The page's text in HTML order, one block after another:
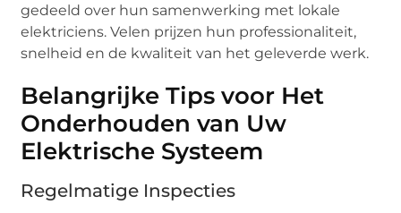
gedeeld over hun samenwerking met lokale
elektriciens. Velen prijzen hun professionaliteit,
snelheid en de kwaliteit van het geleverde werk.
Belangrijke Tips voor Het
Onderhouden van Uw
Elektrische Systeem
Regelmatige Inspecties